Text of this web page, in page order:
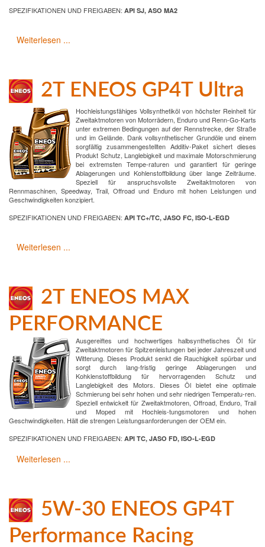
SPEZIFIKATIONEN UND FREIGABEN: API SJ, ASO MA2
Weiterlesen ...
2T ENEOS GP4T Ultra
Hochleistungsfähiges Vollsynthetiköl von höchster Reinheit für
Zweitaktmotoren von Motorrädern, Enduro und Renn-Go-Karts
unter extremen Bedingungen auf der Rennstrecke, der Straße
und im Gelände. Dank vollsynthetischer Grundöle und einem
sorgfältig zusammengestellten Additiv-Paket sichert dieses
Produkt Schutz, Langlebigkeit und maximale Motorschmierung
bei extremsten Tempe-raturen und garantiert für geringe
Ablagerungen und Kohlenstoffbildung über lange Zeiträume.
Speziell für anspruchsvollste Zweitaktmotoren von
Rennmaschinen, Speedway, Trail, Offroad und Enduro mit hohen Leistungen und
Geschwindigkeiten konzipiert.
SPEZIFIKATIONEN UND FREIGABEN: API TC+/TC, JASO FC, ISO-L-EGD
Weiterlesen ...
2T ENEOS MAX
PERFORMANCE
Ausgereiftes und hochwertiges halbsynthetisches Öl für
Zweitaktmotoren für Spitzenleistungen bei jeder Jahreszeit und
Witterung. Dieses Produkt senkt die Rauchigkeit spürbar und
sorgt durch lang-fristig geringe Ablagerungen und
Kohklenstoffbildung für hervorragenden Schutz und
Langlebigkeit des Motors. Dieses Öl bietet eine optimale
Schmierung bei sehr hohen und sehr niedrigen Temperatu-ren.
Speziell entwickelt für Zweitaktmotoren, Offroad, Enduro, Trail
und Moped mit Hochleis-tungsmotoren und hohen
Geschwindigkeiten. Hält die strengen Leistungsanforderungen der OEM ein.
SPEZIFIKATIONEN UND FREIGABEN: API TC, JASO FD, ISO-L-EGD
Weiterlesen ...
5W-30 ENEOS GP4T
Performance Racing